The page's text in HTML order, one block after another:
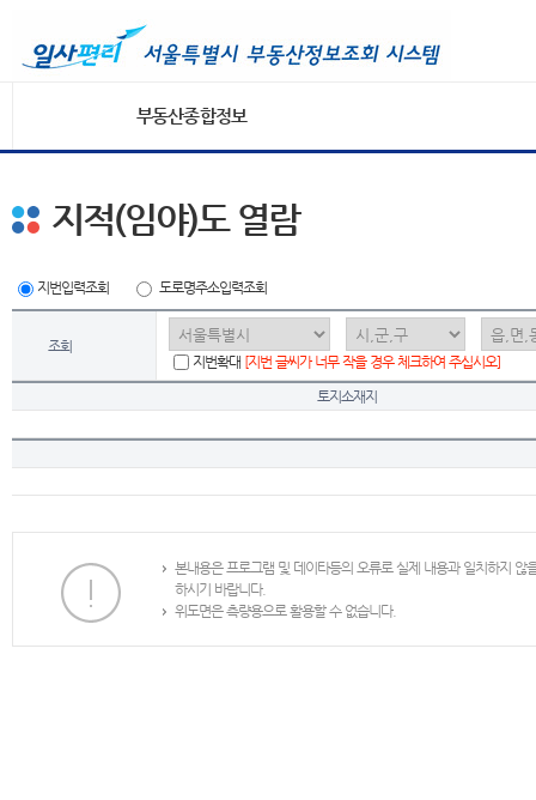
부동산종합정보
지적(임야)도 열람
지번입력조회 도로명주소입력조회
조회
지번확대 [지번 글씨가 너무 작을 경우 체크하여 주십시오]
토지소재지
본내용은 프로그램 및 데이타등의 오류로 실제 내용과 일치하지
하시기 바랍니다.
위도면은 측량용으로 활용할 수 없습니다.